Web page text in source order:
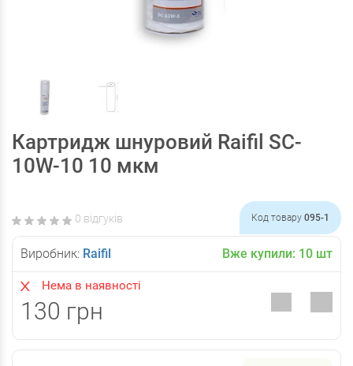
Картридж шнуровий Raifil SC-
10W-10 10 мкм
0 відгуків Код товару 095-1
Виробник: Raifil Вже купили: 10 шт
Нема в наявності
130 грн